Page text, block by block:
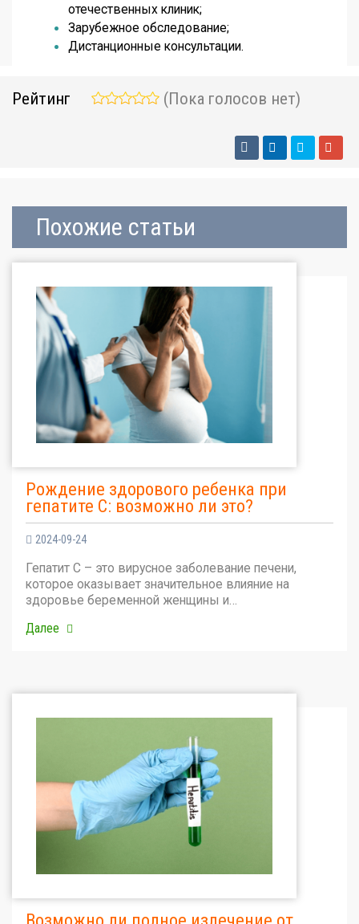
отечественных клиник;
Зарубежное обследование;
Дистанционные консультации.
Рейтинг (Пока голосов нет)
Похожие статьи
Рождение здорового ребенка при
гепатите С: возможно ли это?
2024-09-24
Гепатит С – это вирусное заболевание печени,
которое оказывает значительное влияние на
здоровье беременной женщины и…
Далее